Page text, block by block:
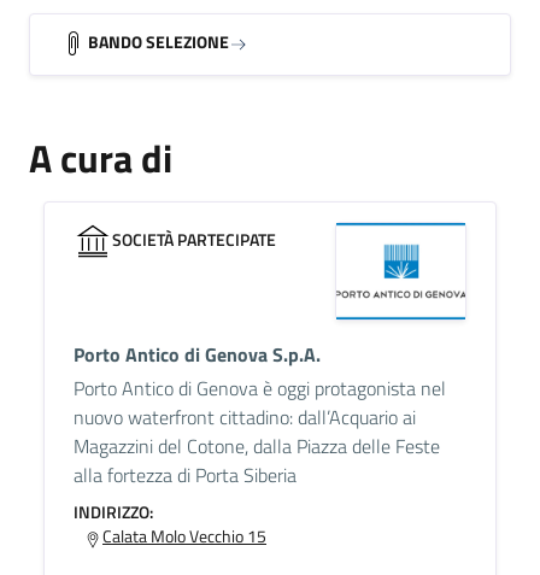
BANDO SELEZIONE
A cura di
SOCIETÀ PARTECIPATE
Porto Antico di Genova S.p.A.
Porto Antico di Genova è oggi protagonista nel
nuovo waterfront cittadino: dall’Acquario ai
Magazzini del Cotone, dalla Piazza delle Feste
alla fortezza di Porta Siberia
INDIRIZZO:
Calata Molo Vecchio 15